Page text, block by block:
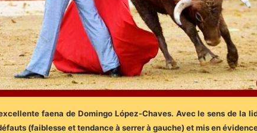
faena de Domingo López-Chaves. Avec le sens de la
(faiblesse et tendance à serrer à gauche) et mis en